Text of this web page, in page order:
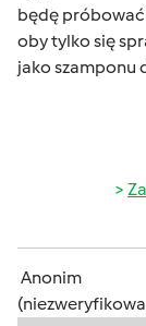
będę próbować
oby tylko się
jako szamponu
Anonim